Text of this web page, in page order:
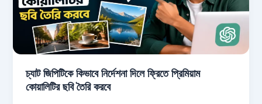
চ্যাট জিপিটিকে কিভাবে নির্দেশনা দিলে ফ্রিতে প্রিমিয়াম
কোয়ালিটির ছবি তৈরি করবে